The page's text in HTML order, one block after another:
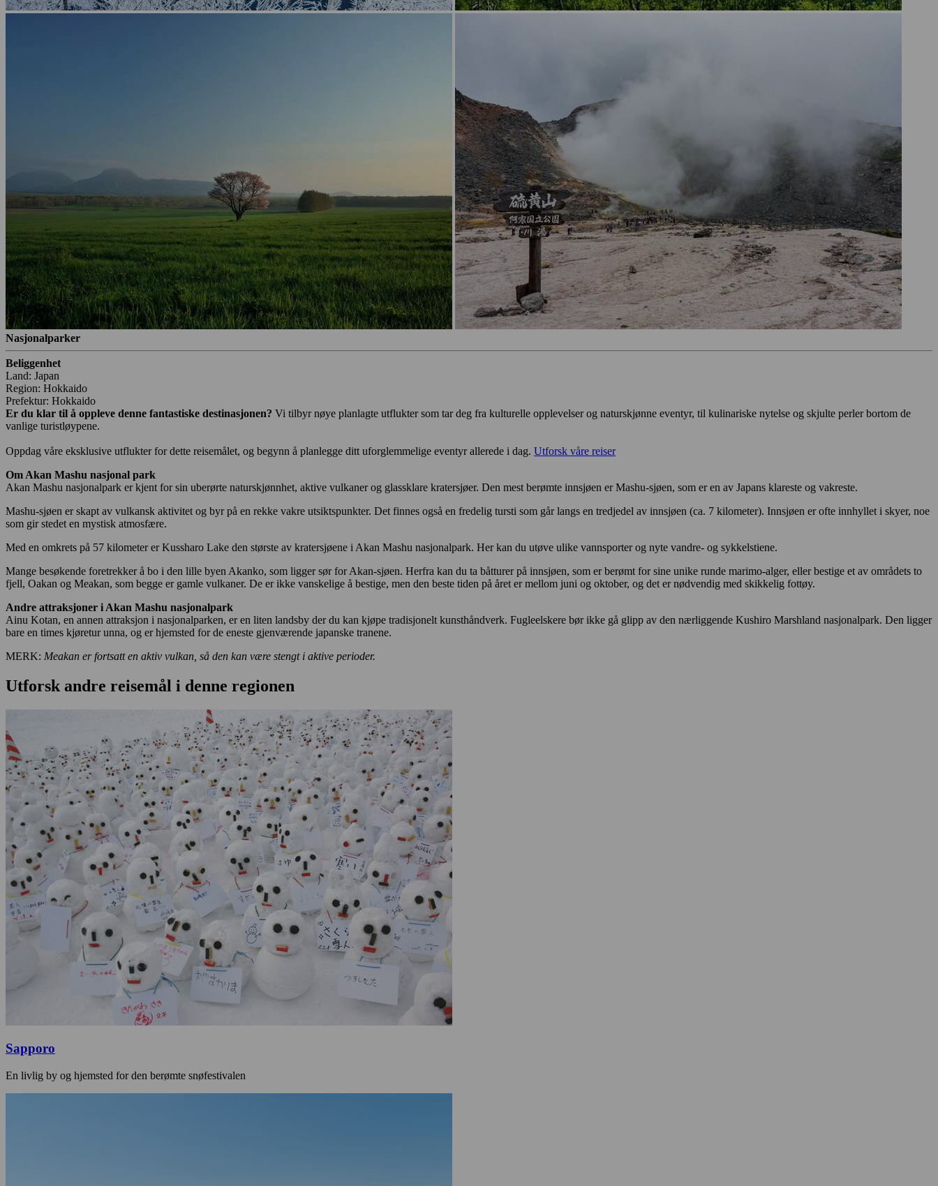
Nasjonalparker
Beliggenhet
Land: Japan
Region: Hokkaido
Prefektur: Hokkaido
Er du klar til å oppleve denne fantastiske destinasjonen? Vi tilbyr nøye planlagte utflukter som tar deg fra kulturelle opplevelser og naturskjønne eventyr, til kulinariske nytelse og skjulte perler bortom de
vanlige turistløypene.
Oppdag våre eksklusive utflukter for dette reisemålet, og begynn å planlegge ditt uforglemmelige eventyr allerede i dag. Utforsk våre reiser
Om Akan Mashu nasjonal park
Akan Mashu nasjonalpark er kjent for sin uberørte naturskjønnhet, aktive vulkaner og glassklare kratersjøer. Den mest berømte innsjøen er Mashu-sjøen, som er en av Japans klareste og vakreste.
Mashu-sjøen er skapt av vulkansk aktivitet og byr på en rekke vakre utsiktspunkter. Det finnes også en fredelig tursti som går langs en tredjedel av innsjøen (ca. 7 kilometer). Innsjøen er ofte innhyllet i skyer, noe
som gir stedet en mystisk atmosfære.
Med en omkrets på 57 kilometer er Kussharo Lake den største av kratersjøene i Akan Mashu nasjonalpark. Her kan du utøve ulike vannsporter og nyte vandre- og sykkelstiene.
Mange besøkende foretrekker å bo i den lille byen Akanko, som ligger sør for Akan-sjøen. Herfra kan du ta båtturer på innsjøen, som er berømt for sine unike runde marimo-alger, eller bestige et av områdets to
fjell, Oakan og Meakan, som begge er gamle vulkaner. De er ikke vanskelige å bestige, men den beste tiden på året er mellom juni og oktober, og det er nødvendig med skikkelig fottøy.
Andre attraksjoner i Akan Mashu nasjonalpark
Ainu Kotan, en annen attraksjon i nasjonalparken, er en liten landsby der du kan kjøpe tradisjonelt kunsthåndverk. Fugleelskere bør ikke gå glipp av den nærliggende Kushiro Marshland nasjonalpark. Den ligger
bare en times kjøretur unna, og er hjemsted for de eneste gjenværende japanske tranene.
MERK: Meakan er fortsatt en aktiv vulkan, så den kan være stengt i aktive perioder.
Utforsk andre reisemål i denne regionen
Sapporo
En livlig by og hjemsted for den berømte snøfestivalen